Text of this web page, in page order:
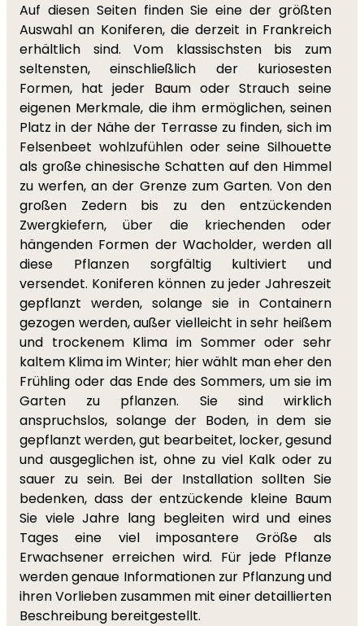
Auf diesen Seiten finden Sie eine der größten
Auswahl an Koniferen, die derzeit in Frankreich
erhältlich sind. Vom klassischsten bis zum
seltensten, einschließlich der kuriosesten
Formen, hat jeder Baum oder Strauch seine
eigenen Merkmale, die ihm ermöglichen, seinen
Platz in der Nähe der Terrasse zu finden, sich im
Felsenbeet wohlzufühlen oder seine Silhouette
als große chinesische Schatten auf den Himmel
zu werfen, an der Grenze zum Garten. Von den
großen Zedern bis zu den entzückenden
Zwergkiefern, über die kriechenden oder
hängenden Formen der Wacholder, werden all
diese Pflanzen sorgfältig kultiviert und
versendet. Koniferen können zu jeder Jahreszeit
gepflanzt werden, solange sie in Containern
gezogen werden, außer vielleicht in sehr heißem
und trockenem Klima im Sommer oder sehr
kaltem Klima im Winter; hier wählt man eher den
Frühling oder das Ende des Sommers, um sie im
Garten zu pflanzen. Sie sind wirklich
anspruchslos, solange der Boden, in dem sie
gepflanzt werden, gut bearbeitet, locker, gesund
und ausgeglichen ist, ohne zu viel Kalk oder zu
sauer zu sein. Bei der Installation sollten Sie
bedenken, dass der entzückende kleine Baum
Sie viele Jahre lang begleiten wird und eines
Tages eine viel imposantere Größe als
Erwachsener erreichen wird. Für jede Pflanze
werden genaue Informationen zur Pflanzung und
ihren Vorlieben zusammen mit einer detaillierten
Beschreibung bereitgestellt.